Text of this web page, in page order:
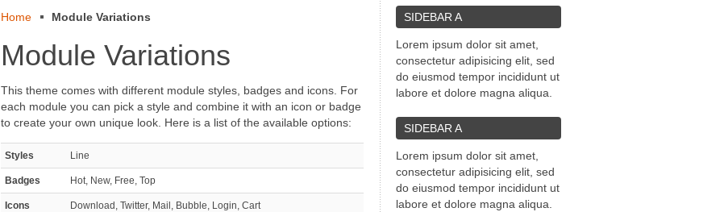
Home Module Variations
Module Variations
This theme comes with different module styles, badges and icons. For
each module you can pick a style and combine it with an icon or badge
to create your own unique look. Here is a list of the available options:
Styles Line
Badges Hot, New, Free, Top
Icons Download, Twitter, Mail, Bubble, Login, Cart
SIDEBAR A
Lorem ipsum dolor sit amet,
consectetur adipisicing elit, sed
do eiusmod tempor incididunt ut
labore et dolore magna aliqua.
SIDEBAR A
Lorem ipsum dolor sit amet,
consectetur adipisicing elit, sed
do eiusmod tempor incididunt ut
labore et dolore magna aliqua.